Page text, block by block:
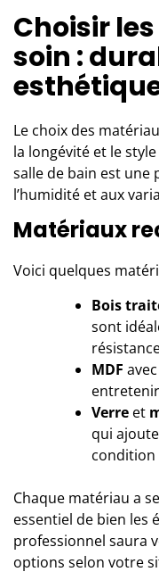
Choisir
soin :
Le choix des
la longévité et le
salle de bain est une
l’humidité et aux
Matériaux
Voici quelques
Bois
sont
MDF
Verre et
qui
condition
Chaque matériau a
essentiel de bien les
professionnel saura
options selon votre